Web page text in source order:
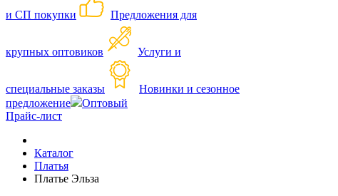
и СП покупки Предложения для
крупных оптовиков Услуги и
специальные заказы
Новинки и сезонное
предложение
Оптовый
Прайс-лист
Каталог
Платья
Платье Эльза